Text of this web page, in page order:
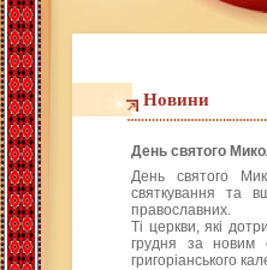
Новини
День святого
День святого
святкування та
православних.
Ті церкви, які
грудня за новим
григоріанського